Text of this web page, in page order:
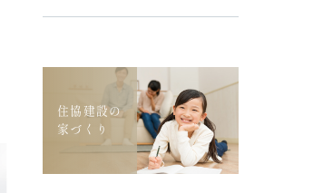
住協建設の
家づくり